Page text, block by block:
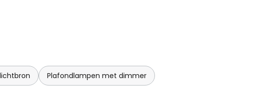
Plafondlampen met dimmer